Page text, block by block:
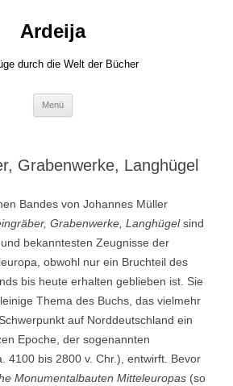
Ardeija
durch die Welt der Bücher
Menü
Grabenwerke, Langhügel
Bandes von Johannes Müller
Grabenwerke, Langhügelsind
bekanntesten Zeugnisse der
obwohl nur ein Bruchteil des
bis heute erhalten geblieben ist. Sie
Thema des Buchs, das vielmehr
auf Norddeutschland ein
Epoche, der sogenannten
4100 bis 2800 v. Chr.), entwirft. Bevor
Monumentalbauten Mitteleuropas (so